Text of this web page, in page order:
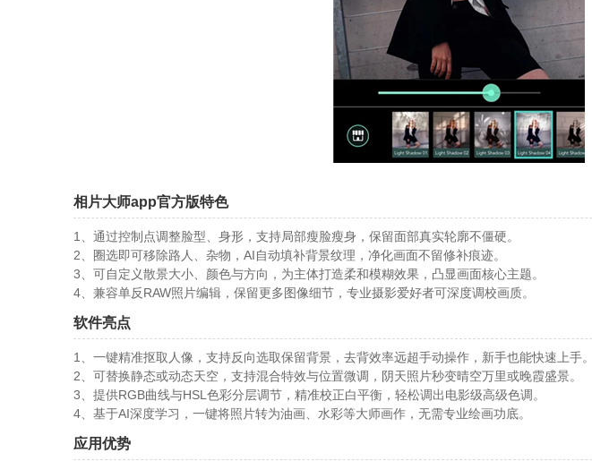
相片大师app官方版特色
1、通过控制点调整脸型、身形，支持局部瘦脸瘦身，保留面部真实轮廓不僵硬。
2、圈选即可移除路人、杂物，AI自动填补背景纹理，净化画面不留修补痕迹。
3、可自定义散景大小、颜色与方向，为主体打造柔和模糊效果，凸显画面核心主题。
4、兼容单反RAW照片编辑，保留更多图像细节，专业摄影爱好者可深度调校画质。
软件亮点
1、一键精准抠取人像，支持反向选取保留背景，去背效率远超手动操作，新手也能快速上手。
2、可替换静态或动态天空，支持混合特效与位置微调，阴天照片秒变晴空万里或晚霞盛景。
3、提供RGB曲线与HSL色彩分层调节，精准校正白平衡，轻松调出电影级高级色调。
4、基于AI深度学习，一键将照片转为油画、水彩等大师画作，无需专业绘画功底。
应用优势